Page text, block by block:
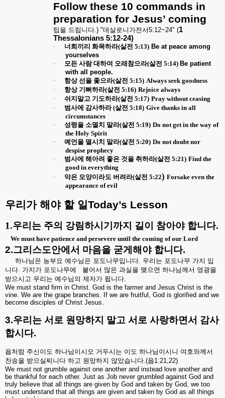
Follow these 10 commands in
preparation for Jesus’ coming
팁을 드립니다.) "데살로니가전서5:12~24" (1
Thessalonians 5:12-24)
· 너희끼리 화목하라(살전 5:13) Be at peace among
yourselves
·
모든 사람 대하여 오래참으라(살전 5:14) Be patient
with all people.
·
항상 선을 좇으라(살전 5:15) Always seek goodness
·
항상 기뻐하라(살전 5:16) Rejoice always
·
쉬지말고 기도하라(살전 5:17) Pray without ceasing
·
범사에 감사하라(살전 5:18) Give thanks in all
circumstances
·
성령을 소멸치 말라(살전 5:19) Do not get in the way of
the Holy Spirit
·
예언을 멸시치 말라(살전 5:20) Do not doubt nor
despise prophecy
·
범사에 해아려 좋은 것을 취하라(살전 5:21) Find the
good in everything
·
악은 모양이라도 버려라(살전 5:22) Forsake even the
appearance of evil
우리가 해야 할 일Today’s Lesson
1.우리는 주의 강림하시기까지 길이 참아야 합니다.
We must have patience and persevere until the coming of our Lord
2.그리스도안에서 마음을 굳게해야 합니다.
하나님은 농부요 예수님은 포도나무입니다. 우리는 포도나무 가지 입
니다. 가지가 포도나무에 붙어서 많은 과실을 맺으면 하나님께서 영광을
받으시고 우리는 예수님의 제자가 됩니다.
We must stand firm in Christ. God is the farmer and Jesus Christ is the
vine. We are the grape branches. If we are fruitful, God is glorified and we
become disciples of Christ Jesus.
3.우리는 서로 원망하지 말고 서로 사랑하면서 감사
합시다.
욥처럼 주신이도 하나님이시오 거두시는 이도 하나님이시니 여호와께서
찬송을 받으실찌니다 하고 원망하지 않았습니다.(욥1:21,22)
We must not grumble against one another and instead love another and
be thankful for each other. Just as Job never grumbled against God and
truly believe that all things are given by God and taken by God, we too
must understand that all things are given and taken by God as all things